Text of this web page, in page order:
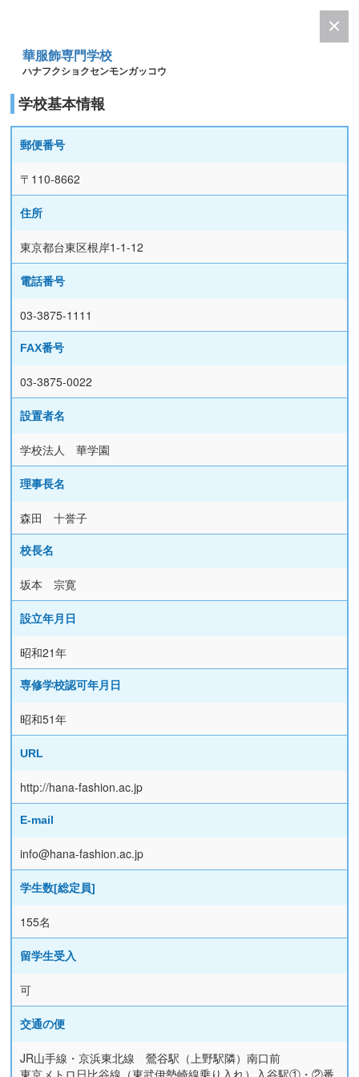
華服飾専門学校
ハナフクショクセンモンガッコウ
学校基本情報
郵便番号
〒110-8662
住所
東京都台東区根岸1-1-12
電話番号
03-3875-1111
FAX番号
03-3875-0022
設置者名
学校法人 華学園
理事長名
森田 十誉子
校長名
坂本 宗寛
設立年月日
昭和21年
専修学校認可年月日
昭和51年
URL
http://hana-fashion.ac.jp
E-mail
info@hana-fashion.ac.jp
学生数[総定員]
155名
留学生受入
可
交通の便
JR山手線・京浜東北線 鶯谷駅（上野駅隣）南口前